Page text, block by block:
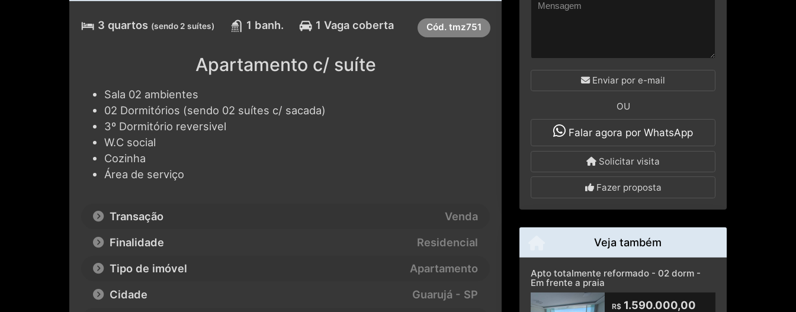
3 quartos (sendo 2 suítes) 1 banh. 1 Vaga coberta Cód. tmz751
Apartamento c/ suíte
Sala 02 ambientes
02 Dormitórios (sendo 02 suítes c/ sacada)
3º Dormitório reversivel
W.C social
Cozinha
Área de serviço
Transação
Venda
Finalidade
Residencial
Tipo de imóvel
Apartamento
Cidade
Guarujá - SP
Enviar por e-mail
OU
Falar agora por WhatsApp
Solicitar visita
Fazer proposta
Veja também
Apto totalmente reformado - 02 dorm -
Em frente a praia
R$1.590.000,00